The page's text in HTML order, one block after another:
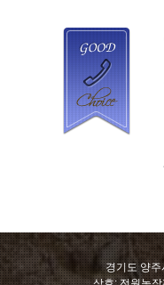
경기도 양